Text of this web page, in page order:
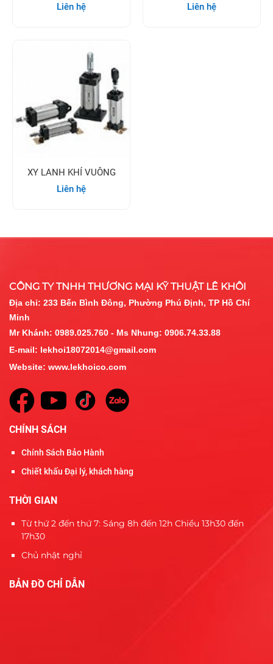
Liên hệ
Liên hệ
XY LANH KHÍ VUÔNG
Liên hệ
CÔNG TY TNHH THƯƠNG MẠI KỸ THUẬT LÊ KHÔI
Địa chỉ: 233 Bến Bình Đông, Phường Phú Định, TP Hồ Chí
Minh
Mr Khánh: 0989.025.760 - Ms Nhung: 0906.74.33.88
E-mail: lekhoi18072014@gmail.com
Website: www.lekhoico.com
CHÍNH SÁCH
Chính Sách Bảo Hành
Chiết khấu Đại lý, khách hàng
THỜI GIAN
Từ thứ 2 đến thứ 7: Sáng 8h đến 12h Chiều 13h30 đến
17h30
Chủ nhật nghỉ
BẢN ĐỒ CHỈ DẪN